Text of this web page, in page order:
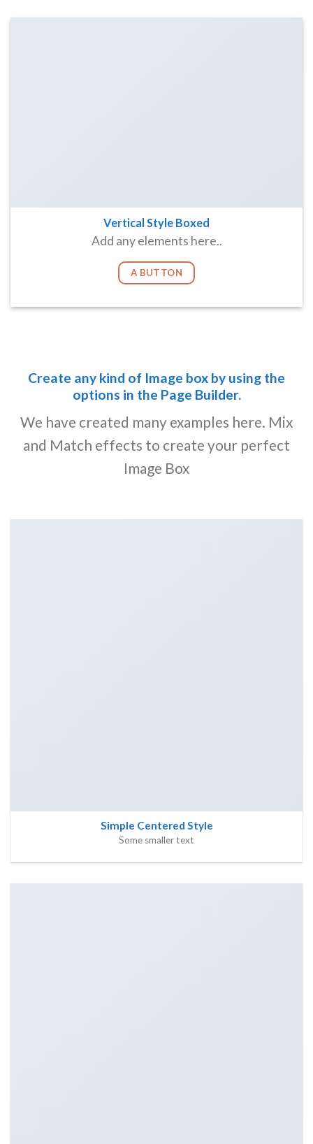
Vertical Style Boxed
Add any elements here..
A BUTTON
Create any kind of Image box by using the
options in the Page Builder.
We have created many examples here. Mix
and Match effects to create your perfect
Image Box
Simple Centered Style
Some smaller text